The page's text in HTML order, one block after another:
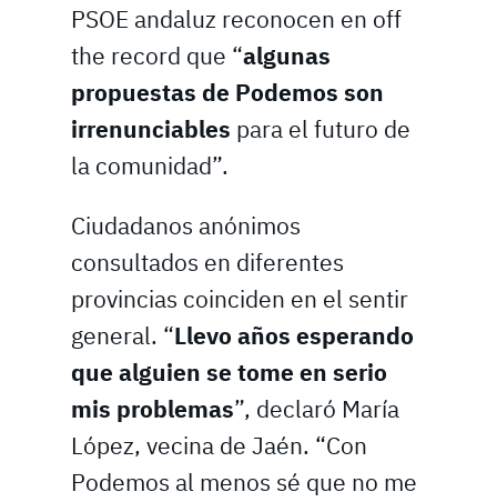
PSOE andaluz reconocen en off
the record que “algunas
propuestas de Podemos son
irrenunciables para el futuro de
la comunidad”.
Ciudadanos anónimos
consultados en diferentes
provincias coinciden en el sentir
general. “Llevo años esperando
que alguien se tome en serio
mis problemas”, declaró María
López, vecina de Jaén. “Con
Podemos al menos sé que no me